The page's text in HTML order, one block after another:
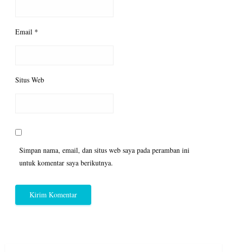
Email *
Situs Web
Simpan nama, email, dan situs web saya pada peramban ini
untuk komentar saya berikutnya.